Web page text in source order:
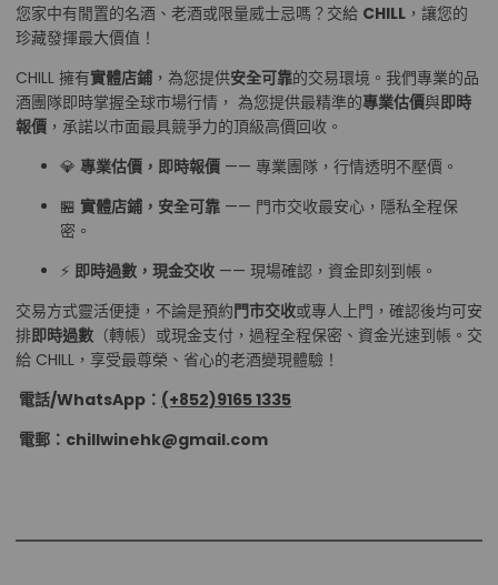
您家中有閒置的名酒、老酒或限量威士忌嗎？交給 CHILL ，讓您的
珍藏發揮最大價值！
CHILL 擁有實體店鋪 ，為您提供安全可靠的交易環境。我們專業的品
酒團隊即時掌握全球市場行情， 為您提供最精準的專業估價與即時
報價 ，承諾以市面最具競爭力的頂級高價回收。
💎 專業估價，即時報價 —— 專業團隊，行情透明不壓價。
🏪 實體店鋪，安全可靠 —— 門市交收最安心，隱私全程保
密。
⚡ 即時過數，現金交收 —— 現場確認，資金即刻到帳。
交易方式靈活便捷，不論是預約門市交收或專人上門，確認後均可安
排即時過數 （轉帳）或現金支付，過程全程保密、資金光速到帳。交
給 CHILL，享受最尊榮、省心的老酒變現體驗！
電話/WhatsApp： (+852)9165 1335
電郵：chillwinehk@gmail.com